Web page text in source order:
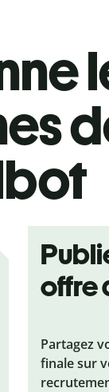
offre
Partagez
finale sur